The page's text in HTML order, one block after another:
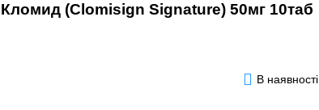
Кломид (Clomisign Signature) 50мг 10таб
В наявності